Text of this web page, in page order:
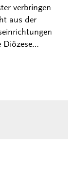
verbringen
aus der
Diözese…